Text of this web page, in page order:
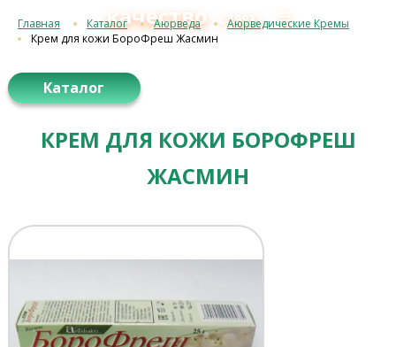
качество с 1993 г.≡
Главная Каталог Аюрведа
Аюрведические Кремы
Крем для кожи БороФреш Жасмин
Каталог
КРЕМ ДЛЯ КОЖИ БОРОФРЕШ
ЖАСМИН